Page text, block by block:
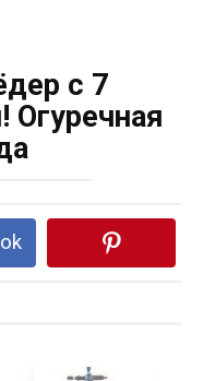
с 7
Огуречная